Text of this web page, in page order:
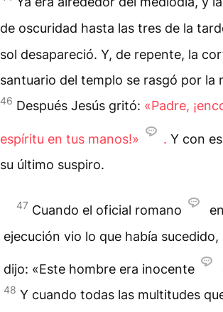
de oscuridad hasta las tres de la
sol desapareció. Y, de repente, la
santuario del templo se rasgó por la
46 Después Jesús gritó: «Padre,
espíritu en tus manos!» . Y con
su último suspiro.
47 Cuando el oficial romano
ejecución vio lo que había
dijo: «Este hombre era inocente
48 Y cuando todas las multitudes